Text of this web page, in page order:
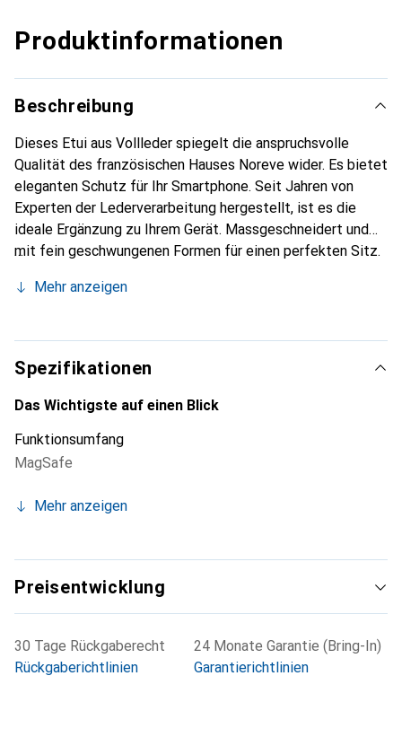
Produktinformationen
Beschreibung
Dieses Etui aus Vollleder spiegelt die anspruchsvolle
Qualität des französischen Hauses Noreve wider. Es bietet
eleganten Schutz für Ihr Smartphone. Seit Jahren von
Experten der Lederverarbeitung hergestellt, ist es die
ideale Ergänzung zu Ihrem Gerät. Massgeschneidert und
mit fein geschwungenen Formen für einen perfekten Sitz.
Smartphone. Die Marke Noreve ist international für ihre
für den anspruchsvollen Kunden.
Mehr anzeigen
Spezifikationen
Das Wichtigste auf einen Blick
Funktionsumfang
MagSafe
Mehr anzeigen
Preisentwicklung
30 Tage Rückgaberecht
Rückgaberichtlinien
24 Monate Garantie (Bring-In)
Garantierichtlinien